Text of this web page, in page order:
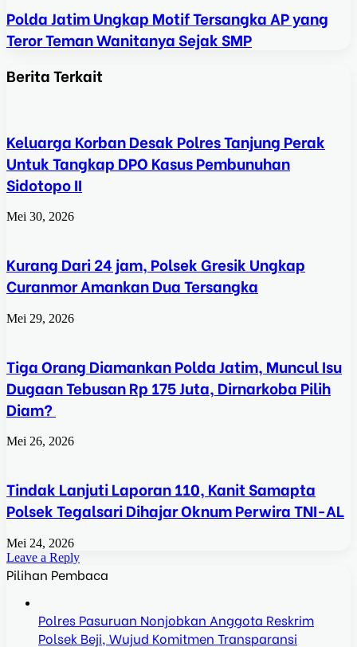
Polda Jatim Ungkap Motif Tersangka AP yang
Teror Teman Wanitanya Sejak SMP
Berita Terkait
Keluarga Korban Desak Polres Tanjung Perak
Untuk Tangkap DPO Kasus Pembunuhan
Sidotopo II
Mei 30, 2026
Kurang Dari 24 jam, Polsek Gresik Ungkap
Curanmor Amankan Dua Tersangka
Mei 29, 2026
Tiga Orang Diamankan Polda Jatim, Muncul Isu
Dugaan Tebusan Rp 175 Juta, Dirnarkoba Pilih
Diam?
Mei 26, 2026
Tindak Lanjuti Laporan 110, Kanit Samapta
Polsek Tegalsari Dihajar Oknum Perwira TNI-AL
Mei 24, 2026
Leave a Reply
Pilihan Pembaca
Polres Pasuruan Nonjobkan Anggota Reskrim
Polsek Beji, Wujud Komitmen Transparansi